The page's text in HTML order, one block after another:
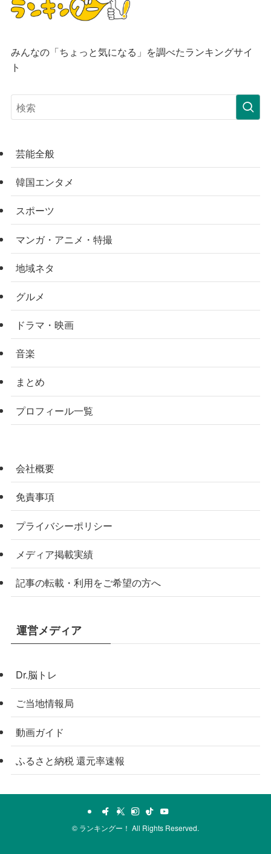
みんなの「ちょっと気になる」を調べたランキングサイ
ト
芸能全般
韓国エンタメ
スポーツ
マンガ・アニメ・特撮
地域ネタ
グルメ
ドラマ・映画
音楽
まとめ
プロフィール一覧
会社概要
免責事項
プライバシーポリシー
メディア掲載実績
記事の転載・利用をご希望の方へ
運営メディア
Dr.脳トレ
ご当地情報局
動画ガイド
ふるさと納税 還元率速報
© ランキングー！ All Rights Reserved.